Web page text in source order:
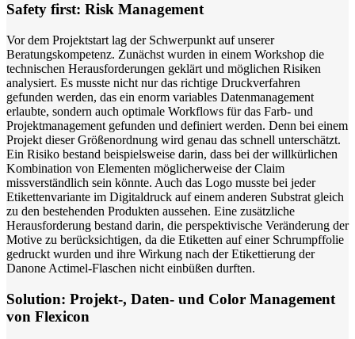
Safety first: Risk Management
Vor dem Projektstart lag der Schwerpunkt auf unserer
Beratungskompetenz. Zunächst wurden in einem Workshop die
technischen Herausforderungen geklärt und möglichen Risiken
analysiert. Es musste nicht nur das richtige Druckverfahren
gefunden werden, das ein enorm variables Datenmanagement
erlaubte, sondern auch optimale Workflows für das Farb- und
Projektmanagement gefunden und definiert werden. Denn bei einem
Projekt dieser Größenordnung wird genau das schnell unterschätzt.
Ein Risiko bestand beispielsweise darin, dass bei der willkürlichen
Kombination von Elementen möglicherweise der Claim
missverständlich sein könnte. Auch das Logo musste bei jeder
Etikettenvariante im Digitaldruck auf einem anderen Substrat gleich
zu den bestehenden Produkten aussehen. Eine zusätzliche
Herausforderung bestand darin, die perspektivische Veränderung der
Motive zu berücksichtigen, da die Etiketten auf einer Schrumpffolie
gedruckt wurden und ihre Wirkung nach der Etikettierung der
Danone Actimel-Flaschen nicht einbüßen durften.
Solution: Projekt-, Daten- und Color Management
von Flexicon